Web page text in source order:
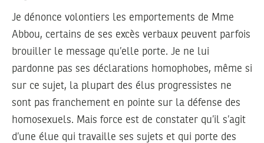
Je dénonce volontiers les emportements de Mme
Abbou, certains de ses excès verbaux peuvent parfois
brouiller le message qu’elle porte. Je ne lui
pardonne pas ses déclarations homophobes, même si
sur ce sujet, la plupart des élus progressistes ne
sont pas franchement en pointe sur la défense des
homosexuels. Mais force est de constater qu’il s’agit
d’une élue qui travaille ses sujets et qui porte des